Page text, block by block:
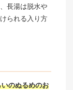
長湯は脱水や
られる入り方
のぬるめのお